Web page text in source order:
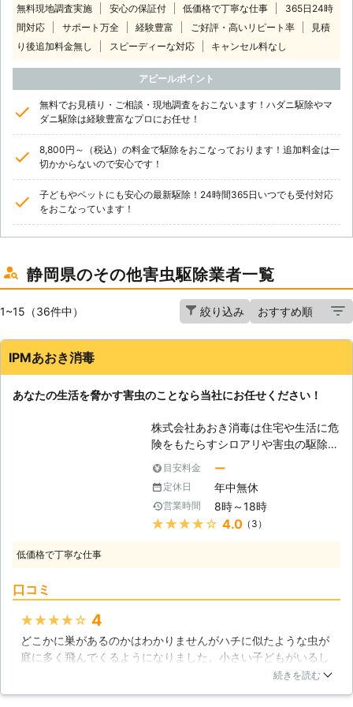
無料現地調査実施 安心の保証付 低価格で丁寧な仕事
365日24時
間対応
サポート万全 経験豊富 ご好評・高いリピート率
見積
り後追加料金無し
スピーディーな対応 キャンセル料なし
アピールポイント
無料でお見積り・ご相談・現地調査をおこないます！ハダニ駆除やマ
ダニ駆除は経験豊富なプロにお任せ！
8,800円～（税込）の料金で駆除をおこなっております！追加料金は一
切かからないので安心です！
子どもやペットにも安心の最新駆除！24時間365日いつでも受付対応
をおこなっています！
静岡県のその他害虫駆除業者一覧
1~15（36件中） 絞り込み
IPMあおき消毒
あなたの生活を脅かす害虫のことなら当社にお任せください！
株式会社あおき消毒は住宅や生活に危
険をもたらすシロアリや害虫の駆除を
中心に業務を行っております。害虫が
発生するだけで生活の質が低下してし
まい、安心して暮らすことが出来なく
なってしまいますが、当社は昭和56
年から害虫駆除の事業を行っておりま
際は一度ご相談ください。 【シロア
リとは】 シロアリは最も数の多い昆
虫と言われており、木に含まれるセル
ロースを栄養とする害虫です。シロア
目安料金 ー
定休日 年中無休
営業時間 8時～18時
★★★★★ 4.0（3）
低価格で丁寧な仕事
口コミ
★★★★★ 4
どこかに巣があるのかはわかりませんがハチに似たような虫が
庭に多く飛んでくるようになりました。小さい子どもがいるし
私たち夫婦も虫は苦手なので正体が何かもわかりませんでした
続きを読む